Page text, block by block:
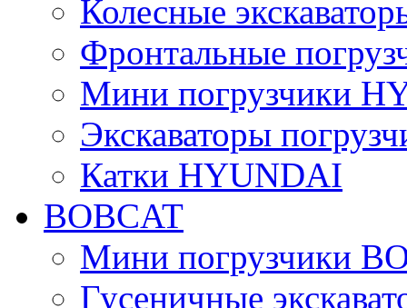
Колесные
Фронтальные
Мини погрузчики
Экскаваторы
Катки HYUNDAI
BOBCAT
Мини погрузчики
Гусеничные